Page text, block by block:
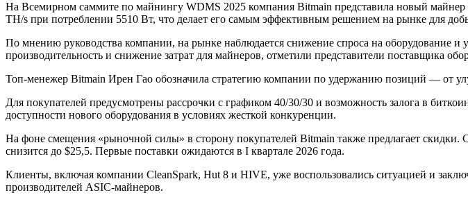
На Всемирном саммите по майнингу WDMS 2025 компания Bitmain представила новый
TH/s при потреблении 5510 Вт, что делает его самым эффективным решением на рынке для
По мнению руководства компании, на рынке наблюдается снижение спроса на оборудование
производительность и снижение затрат для майнеров, отметили представители поставщика
Топ-менежер Bitmain Ирен Гао обозначила стратегию компании по удержанию позиций — от
Для покупателей предусмотрены рассрочки с графиком 40/30/30 и возможность залога в
доступности нового оборудования в условиях жесткой конкуренции.
На фоне смещения «рыночной силы» в сторону покупателей Bitmain также предлагает
снизится до $25,5. Первые поставки ожидаются в I квартале 2026 года.
Клиенты, включая компании CleanSpark, Hut 8 и HIVE, уже воспользовались ситуацией и
производителей ASIC-майнеров.